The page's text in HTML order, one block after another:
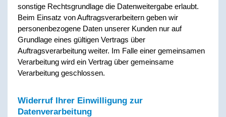
sonstige Rechtsgrundlage die Datenweitergabe erlaubt.
Beim Einsatz von Auftragsverarbeitern geben wir
personenbezogene Daten unserer Kunden nur auf
Grundlage eines gültigen Vertrags über
Auftragsverarbeitung weiter. Im Falle einer gemeinsamen
Verarbeitung wird ein Vertrag über gemeinsame
Verarbeitung geschlossen.
Widerruf Ihrer Einwilligung zur
Datenverarbeitung